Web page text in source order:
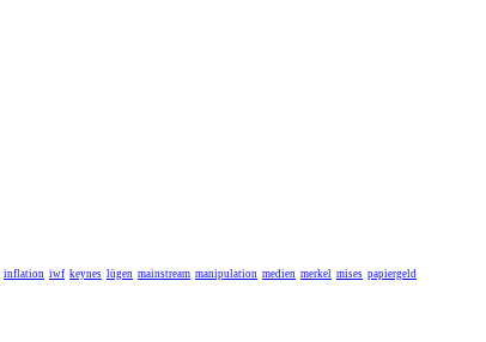
inflation iwf keynes lügen mainstream manipulation medien merkel mises papiergeld